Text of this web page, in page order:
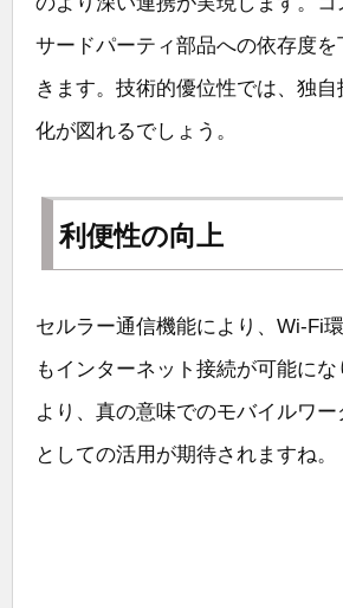
サードパーティ部品への依存度
きます。技術的優位性では、独自
化が図れるでしょう。
利便性の向上
セルラー通信機能により、Wi-Fi
もインターネット接続が可能に
より、真の意味でのモバイルワ
としての活用が期待されますね。